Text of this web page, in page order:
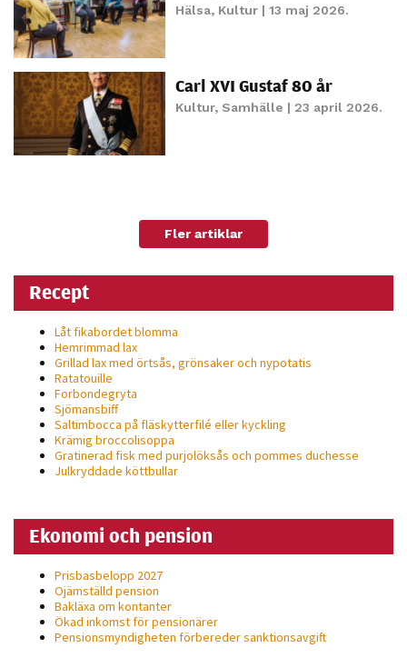
Hälsa, Kultur| 13 maj 2026.
Carl XVI Gustaf 80 år
Kultur, Samhälle | 23 april 2026.
Fler artiklar
Recept
Låt fikabordet blomma
Hemrimmad lax
Grillad lax med örtsås, grönsaker och nypotatis
Ratatouille
Forbondegryta
Sjömansbiff
Saltimbocca på fläsk­ytterfilé eller kyckling
Krämig broccolisoppa
Gratinerad fisk med purjolöksås och pommes duchesse
Julkryddade köttbullar
Ekonomi och pension
Prisbasbelopp 2027
Ojämställd pension
Bakläxa om kontanter
Ökad inkomst för pensionärer
Pensionsmyndigheten förbereder sanktionsavgift